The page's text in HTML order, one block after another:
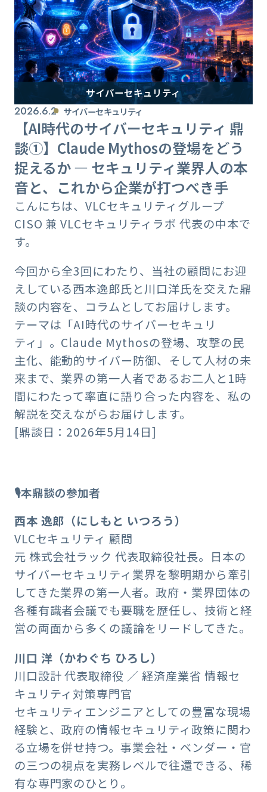
サイバーセキュリティ
2026.6.2 サイバーセキュリティ
【AI時代のサイバーセキュリティ 鼎
談①】Claude Mythosの登場をどう
捉えるか ― セキュリティ業界人の本
音と、これから企業が打つべき手
こんにちは、VLCセキュリティグループ
CISO 兼 VLCセキュリティラボ 代表の中本で
す。
今回から全3回にわたり、当社の顧問にお迎
えしている西本逸郎氏と川口洋氏を交えた鼎
談の内容を、コラムとしてお届けします。
テーマは「AI時代のサイバーセキュリ
ティ」。Claude Mythosの登場、攻撃の民
主化、能動的サイバー防御、そして人材の未
来まで、業界の第一人者であるお二人と1時
間にわたって率直に語り合った内容を、私の
解説を交えながらお届けします。
[鼎談日：2026年5月14日]
🎙️本鼎談の参加者
西本 逸郎（にしもと いつろう）
VLCセキュリティ 顧問
元 株式会社ラック 代表取締役社長。日本の
サイバーセキュリティ業界を黎明期から牽引
してきた業界の第一人者。政府・業界団体の
各種有識者会議でも要職を歴任し、技術と経
営の両面から多くの議論をリードしてきた。
川口 洋（かわぐち ひろし）
川口設計 代表取締役 ／ 経済産業省 情報セ
キュリティ対策専門官
セキュリティエンジニアとしての豊富な現場
経験と、政府の情報セキュリティ政策に関わ
る立場を併せ持つ。事業会社・ベンダー・官
の三つの視点を実務レベルで往還できる、稀
有な専門家のひとり。